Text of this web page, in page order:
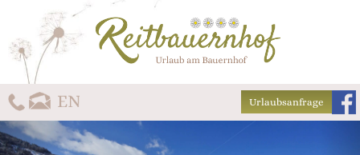
Urlaubsanfrage